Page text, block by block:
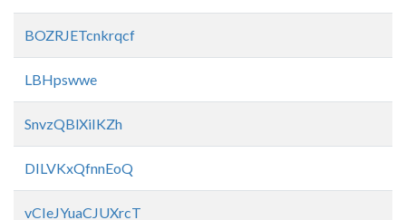
BOZRJETcnkrqcf
LBHpswwe
SnvzQBlXiIKZh
DILVKxQfnnEoQ
vCIeJYuaCJUXrcT